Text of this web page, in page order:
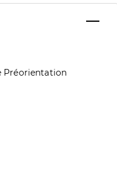
Préorientation